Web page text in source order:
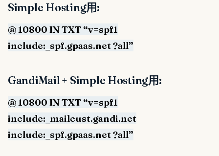
Simple Hosting用:
@ 10800 IN TXT “v=spf1
include:_spf.gpaas.net ?all”
GandiMail + Simple Hosting用:
@ 10800 IN TXT “v=spf1
include:_mailcust.gandi.net
include:_spf.gpaas.net ?all”